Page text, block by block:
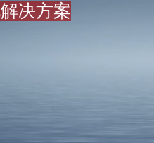
决方案